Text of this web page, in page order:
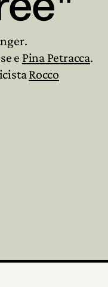
e Pina Petracca.
Rocco